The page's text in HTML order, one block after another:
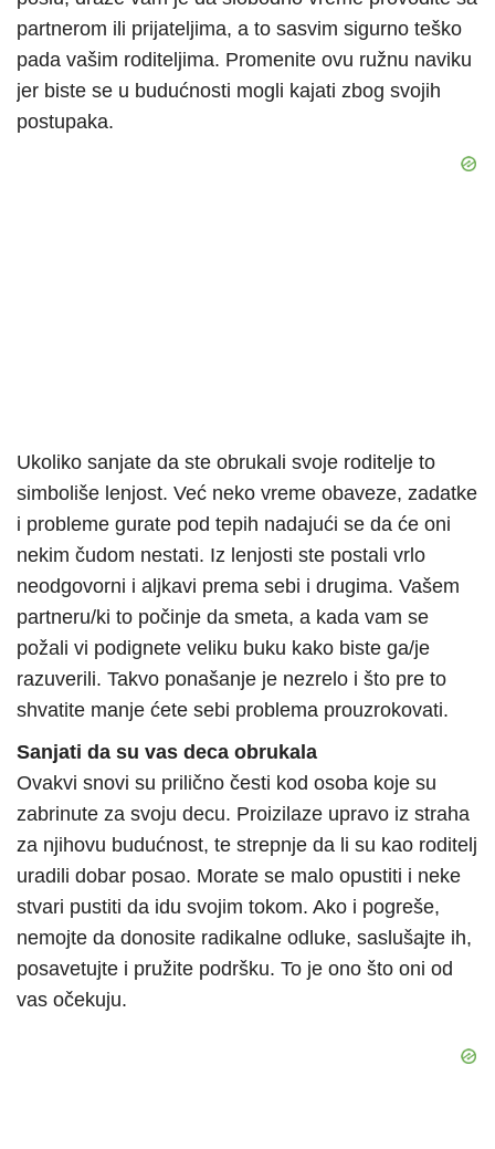
partnerom ili prijateljima, a to sasvim sigurno teško
pada vašim roditeljima. Promenite ovu ružnu naviku
jer biste se u budućnosti mogli kajati zbog svojih
postupaka.
Ukoliko sanjate da ste obrukali svoje roditelje to
simboliše lenjost. Već neko vreme obaveze, zadatke
i probleme gurate pod tepih nadajući se da će oni
nekim čudom nestati. Iz lenjosti ste postali vrlo
neodgovorni i aljkavi prema sebi i drugima. Vašem
partneru/ki to počinje da smeta, a kada vam se
požali vi podignete veliku buku kako biste ga/je
razuverili. Takvo ponašanje je nezrelo i što pre to
shvatite manje ćete sebi problema prouzrokovati.
Sanjati da su vas deca obrukala
Ovakvi snovi su prilično česti kod osoba koje su
zabrinute za svoju decu. Proizilaze upravo iz straha
za njihovu budućnost, te strepnje da li su kao roditelj
uradili dobar posao. Morate se malo opustiti i neke
stvari pustiti da idu svojim tokom. Ako i pogreše,
nemojte da donosite radikalne odluke, saslušajte ih,
posavetujte i pružite podršku. To je ono što oni od
vas očekuju.